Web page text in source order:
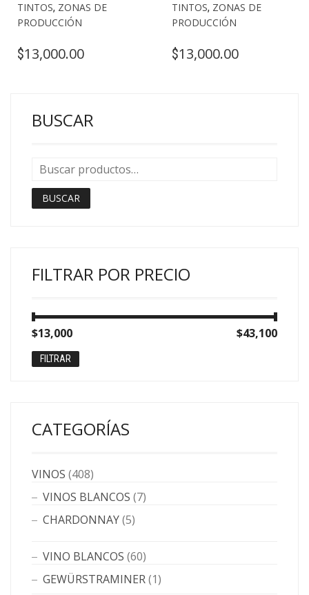
TINTOS, ZONAS DE
PRODUCCIÓN
$13,000.00
TINTOS, ZONAS DE
PRODUCCIÓN
$13,000.00
BUSCAR
BUSCAR
FILTRAR POR PRECIO
Precio
mínimo
Precio
máximo
FILTRAR
$13,000 $43,100
CATEGORÍAS
VINOS (408)
VINOS BLANCOS (7)
CHARDONNAY(5)
VINO BLANCOS (60)
GEWÜRSTRAMINER(1)